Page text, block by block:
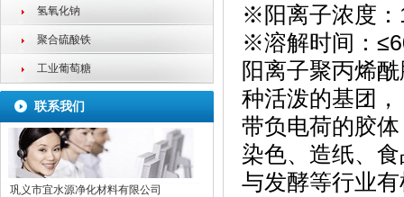
氢氧化钠
聚合硫酸铁
工业葡萄糖
联系我们
巩义市宜水源净化材料有限公司
※阳离子浓度：
※溶解时间：
阳离子聚丙烯
种活泼的基团
带负电荷的胶
染色、造纸、
与发酵等行业